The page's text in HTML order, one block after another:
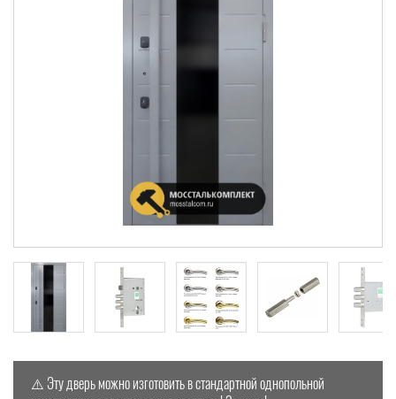
⚠️ Эту дверь можно изготовить в стандартной однопольной